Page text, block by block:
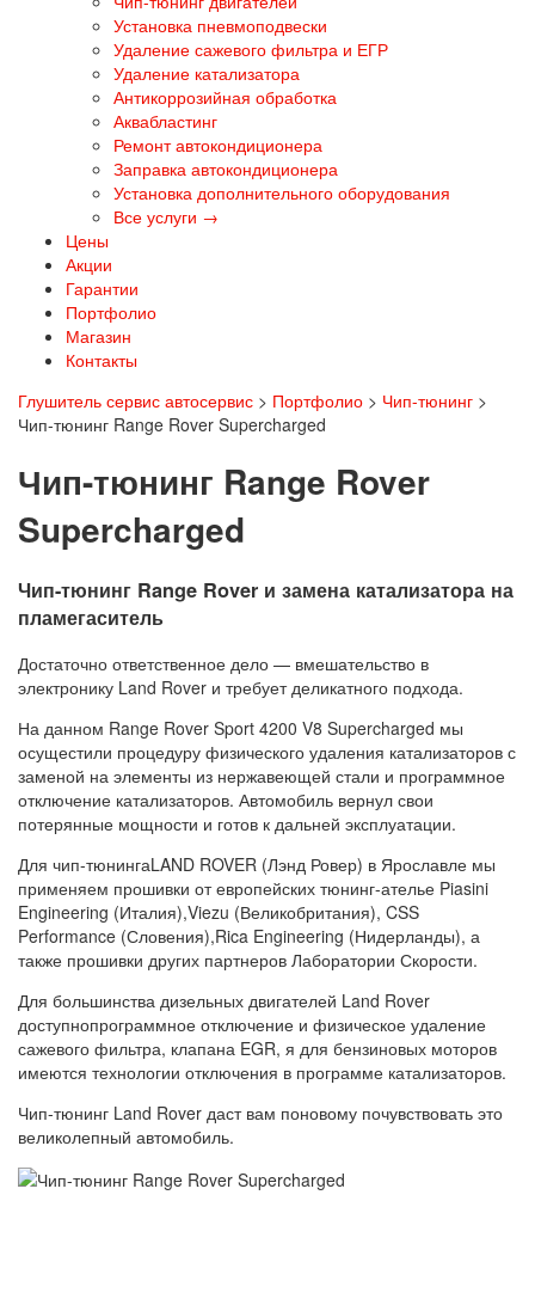
Установка пневмоподвески
Удаление сажевого фильтра и ЕГР
Удаление катализатора
Антикоррозийная обработка
Аквабластинг
Ремонт автокондиционера
Заправка автокондиционера
Установка дополнительного оборудования
Все услуги →
Цены
Акции
Гарантии
Портфолио
Магазин
Контакты
Глушитель сервис автосервис > Портфолио > Чип-тюнинг >
Чип-тюнинг Range Rover Supercharged
Чип-тюнинг Range Rover
Supercharged
Чип-тюнинг Range Rover и замена катализатора на
пламегаситель
Достаточно ответственное дело — вмешательство в
электронику Land Rover и требует деликатного подхода.
На данном Range Rover Sport 4200 V8 Supercharged мы
осущестили процедуру физического удаления катализаторов с
заменой на элементы из нержавеющей стали и программное
отключение катализаторов. Автомобиль вернул свои
потерянные мощности и готов к дальней эксплуатации.
Для чип-тюнингаLAND ROVER (Лэнд Ровер) в Ярославле мы
применяем прошивки от европейских тюнинг-ателье Piasini
Engineering (Италия),Viezu (Великобритания), CSS
Performance (Словения),Rica Engineering (Нидерланды), а
также прошивки других партнеров Лаборатории Скорости.
Для большинства дизельных двигателей Land Rover
доступнопрограммное отключение и физическое удаление
сажевого фильтра, клапана EGR, я для бензиновых моторов
имеются технологии отключения в программе катализаторов.
Чип-тюнинг Land Rover даст вам поновому почувствовать это
великолепный автомобиль.